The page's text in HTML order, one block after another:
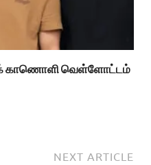
காணொளி வெள்ளோட்டம்
NEXT ARTICLE